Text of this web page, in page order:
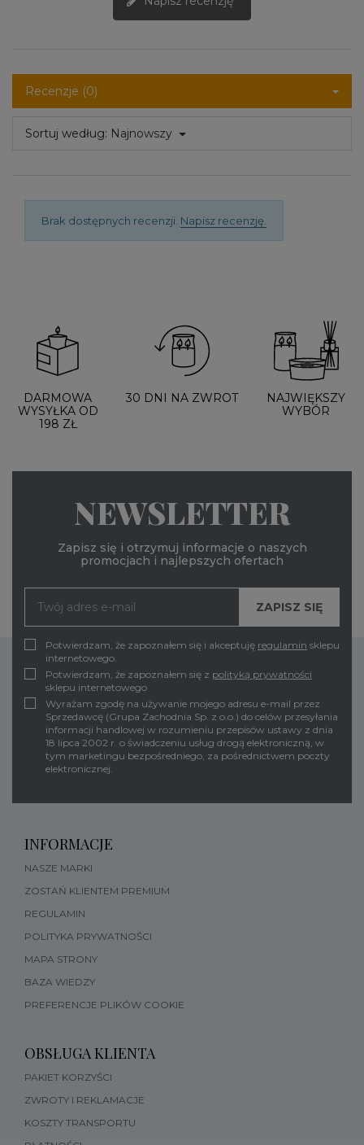
Recenzje (0)
Sortuj według: Najnowszy
Brak dostępnych recenzji. Napisz recenzję.
DARMOWA
WYSYŁKA OD
198 ZŁ
30 DNI NA ZWROT
NAJWIĘKSZY
WYBÓR
NEWSLETTER
Zapisz się i otrzymuj informacje o naszych
promocjach i najlepszych ofertach
Potwierdzam, że zapoznałem się i akceptuję regulamin sklepu
internetowego.
Potwierdzam, że zapoznałem się z polityką prywatności
sklepu internetowego
Wyrażam zgodę na używanie mojego adresu e-mail przez
Sprzedawcę (Grupa Zachodnia Sp. z o.o.) do celów przesyłania
informacji handlowej w rozumieniu przepisów ustawy z dnia
18 lipca 2002 r. o świadczeniu usług drogą elektroniczną, w
tym marketingu bezpośredniego, za pośrednictwem poczty
elektronicznej.
INFORMACJE
NASZE MARKI
ZOSTAŃ KLIENTEM PREMIUM
REGULAMIN
POLITYKA PRYWATNOŚCI
MAPA STRONY
BAZA WIEDZY
PREFERENCJE PLIKÓW COOKIE
OBSŁUGA KLIENTA
PAKIET KORZYŚCI
ZWROTY I REKLAMACJE
KOSZTY TRANSPORTU